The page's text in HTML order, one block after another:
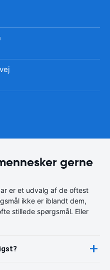
gerne
er et udvalg af de oftest
ikke er iblandt dem,
stillede spørgsmål. Eller